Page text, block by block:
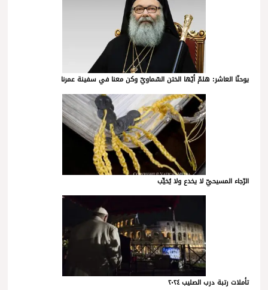
يوحنّا العاشر: هلمّ أيّها الختن السّماويّ وكن معنا في سفينة عمرنا
الرّجاء المسيحيّ لا يخدع ولا يُخيِّب
تأملات رتبة درب الصليب ٢٠٢٤